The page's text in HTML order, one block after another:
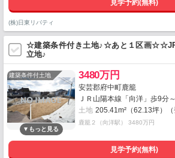
見学予約(無料)
(株)日東リバティ
☆建築条件付き土地♪☆あと１区画
立地♪
建築条件付土地 3480万円
安芸郡府中町鹿籠
ＪＲ山陽本線「向洋」歩9分
土地 205.41m²（62.13坪）（
鹿籠２（向洋駅） 3480万円
見学予約(無料)